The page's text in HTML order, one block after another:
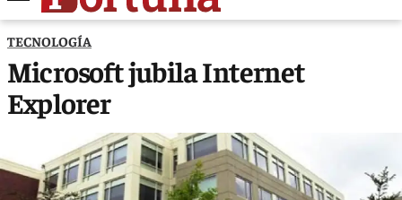
TECNOLOGÍA
Microsoft jubila Internet
Explorer